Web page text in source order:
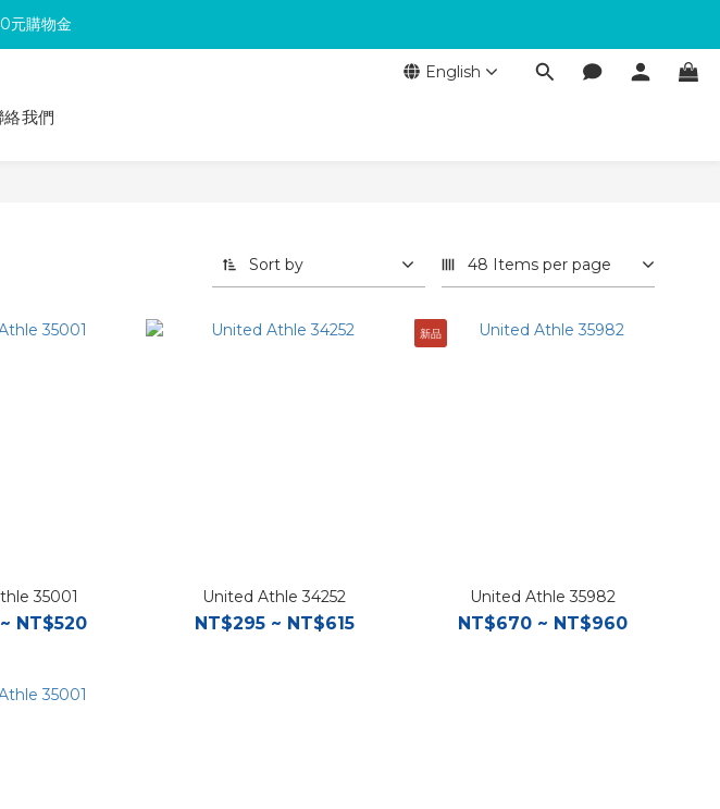
購物金
元購物金
購物金
English
絡我們
Sort by 48 Items per page
35001
NT$520
United Athle 34252
NT$295 ~ NT$615
新品
United Athle 35982
NT$670 ~ NT$960